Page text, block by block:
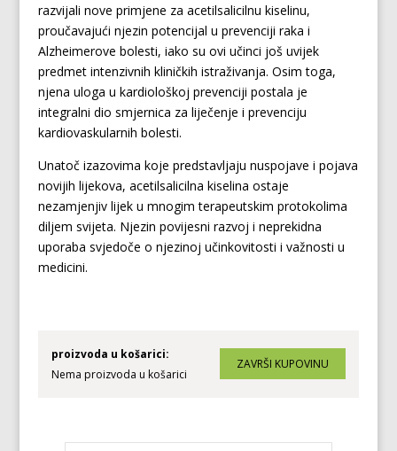
razvijali nove primjene za acetilsalicilnu kiselinu,
proučavajući njezin potencijal u prevenciji raka i
Alzheimerove bolesti, iako su ovi učinci još uvijek
predmet intenzivnih kliničkih istraživanja. Osim toga,
njena uloga u kardiološkoj prevenciji postala je
integralni dio smjernica za liječenje i prevenciju
kardiovaskularnih bolesti.
Unatoč izazovima koje predstavljaju nuspojave i pojava
novijih lijekova, acetilsalicilna kiselina ostaje
nezamjenjiv lijek u mnogim terapeutskim protokolima
diljem svijeta. Njezin povijesni razvoj i neprekidna
uporaba svjedoče o njezinoj učinkovitosti i važnosti u
medicini.
proizvoda u košarici:
Nema proizvoda u košarici